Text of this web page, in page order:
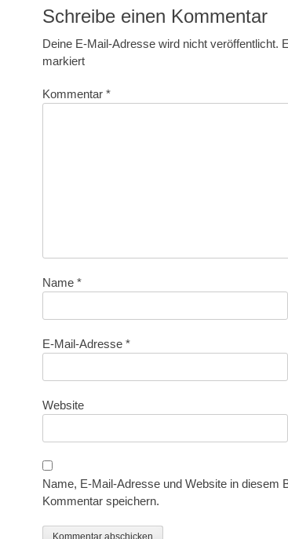
Schreibe einen Kommentar
Deine E-Mail-Adresse wird nicht veröffentlicht.
markiert
Kommentar *
Name *
E-Mail-Adresse *
Website
Name, E-Mail-Adresse und Website in diesem
Kommentar speichern.